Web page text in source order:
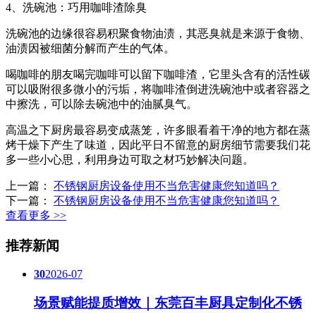
4、洗碗池：巧用咖啡渣除臭
洗碗池的边缘很容易积聚食物油渍，其恶臭就是来源于食物、
油渍因被细菌分解而产生的气体。
喝咖啡的朋友喝完咖啡可以留下咖啡渣，它里头含有的活性碳
可以吸附很多微小的污垢，将咖啡渣倒进洗碗池中或者容器之
中擦洗，可以除去碗池中的油腻臭气。
高温之下厨房最容易变成蒸笼，许多眼看着干净的地方都在蒸
烤干燥下产生了味道，因此平日不留意的厨房细节需要我们花
多一些小心思，利用身边可取之材巧妙解决问题。
上一篇： 不锈钢厨房设备使用不当危害健康您知道吗？
下一篇： 不锈钢厨房设备使用不当危害健康您知道吗？
查看更多 >>
推荐新闻
302026-07
场景赋能提质增效｜东莞百丰厨具定制化不锈